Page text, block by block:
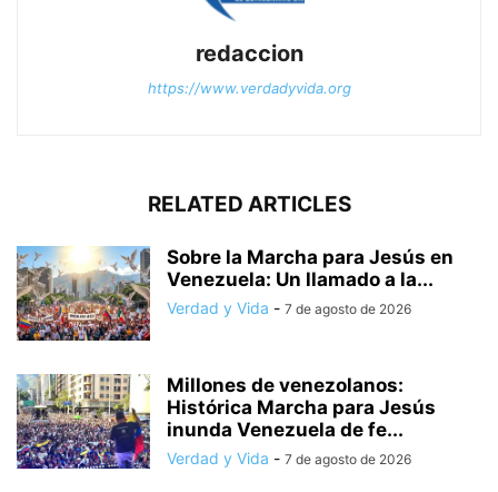
redaccion
https://www.verdadyvida.org
RELATED ARTICLES
Sobre la Marcha para Jesús en
Venezuela: Un llamado a la...
Verdad y Vida - 7 de agosto de 2026
Millones de venezolanos:
Histórica Marcha para Jesús
inunda Venezuela de fe...
Verdad y Vida - 7 de agosto de 2026